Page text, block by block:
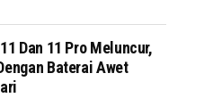
Dan 11 Pro Meluncur,
Baterai Awet